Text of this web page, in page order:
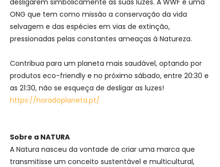
ONG que tem como missão a conservação da vida
selvagem e das espécies em vias de extinção,
pressionadas pelas constantes ameaças à Natureza.
Contribua para um planeta mais saudável, optando por
produtos eco-friendly e no próximo sábado, entre 20:30 e
as 21:30, não se esqueça de desligar as luzes!
https://horadoplaneta.pt/
Sobre a NATURA
A Natura nasceu da vontade de criar uma marca que
transmitisse um conceito sustentável e multicultural,